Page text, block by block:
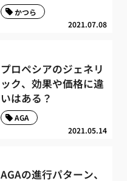
2021.07.08
かつら
プロペシアのジェネリ
ック、効果や価格に違
いはある？
2021.05.14
AGA
AGAの進行パターン、